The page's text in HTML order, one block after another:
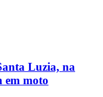
Luzia, na
em moto